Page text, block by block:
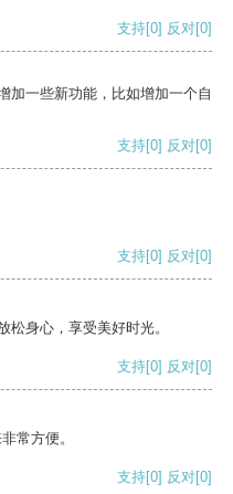
支持[0] 反对[0]
加一些新功能，比如增加一个自
支持[0] 反对[0]
支持[0] 反对[0]
松身心，享受美好时光。
支持[0] 反对[0]
常方便。
支持[0] 反对[0]